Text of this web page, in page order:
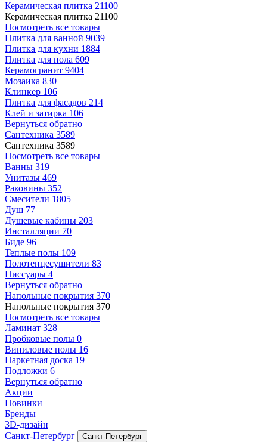
Керамическая плитка 21100
Керамическая плитка 21100
Посмотреть все товары
Плитка для ванной 9039
Плитка для кухни 1884
Плитка для пола 609
Керамогранит 9404
Мозаика 830
Клинкер 106
Плитка для фасадов 214
Клей и затирка 106
Вернуться обратно
Сантехника 3589
Сантехника 3589
Посмотреть все товары
Ванны 319
Унитазы 469
Раковины 352
Смесители 1805
Душ 77
Душевые кабины 203
Инсталляции 70
Биде 96
Теплые полы 109
Полотенцесушители 83
Писсуары 4
Вернуться обратно
Напольные покрытия 370
Напольные покрытия 370
Посмотреть все товары
Ламинат 328
Пробковые полы 0
Виниловые полы 16
Паркетная доска 19
Подложки 6
Вернуться обратно
Акции
Новинки
Бренды
3D-дизайн
Санкт-Петербург
Санкт-Петербург